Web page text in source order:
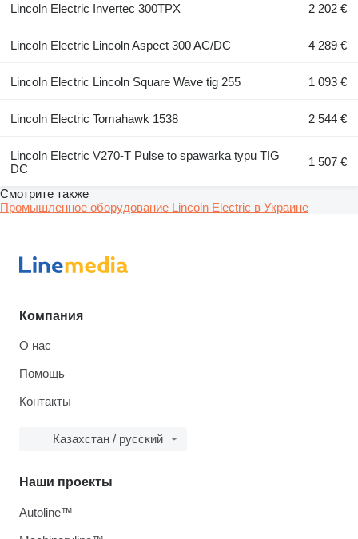
Lincoln Electric Invertec 300TPX 2 202 €
Lincoln Electric Lincoln Aspect 300 AC/DC 4 289 €
Lincoln Electric Lincoln Square Wave tig 255 1 093 €
Lincoln Electric Tomahawk 1538 2 544 €
Lincoln Electric V270-T Pulse to spawarka typu TIG
DC
1 507 €
Смотрите также
Промышленное оборудование Lincoln Electric в Украине
Компания
О нас
Помощь
Контакты
Казахстан / русский
Наши проекты
Autoline™